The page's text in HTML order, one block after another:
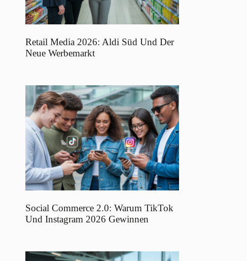
Retail Media 2026: Aldi Süd Und Der
Neue Werbemarkt
Social Commerce 2.0: Warum TikTok
Und Instagram 2026 Gewinnen